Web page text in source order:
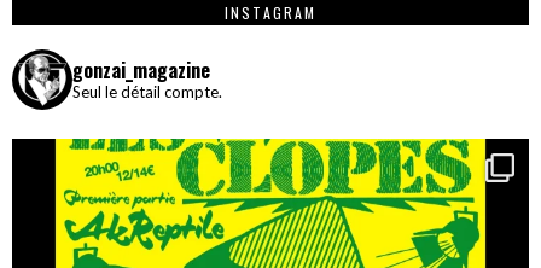
INSTAGRAM
gonzai_magazine
Seul le détail compte.